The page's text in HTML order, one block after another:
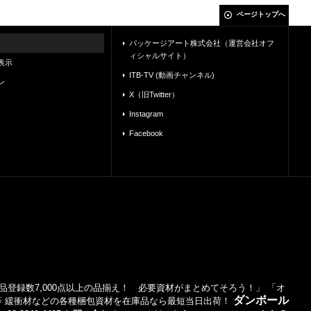
ページトップへ
示
パッケージアート株式会社（運営会社オフ
ィシャルサイト）
ITB-TV (動画チャンネル)
X（旧Twitter）
Instagram
Facebook
登録数7,000点以上の品揃え！ 必要資材がまとめてそろう！」 「オ
衝材などの各種梱包資材を在庫品なら最短当日出荷！ ダンボール